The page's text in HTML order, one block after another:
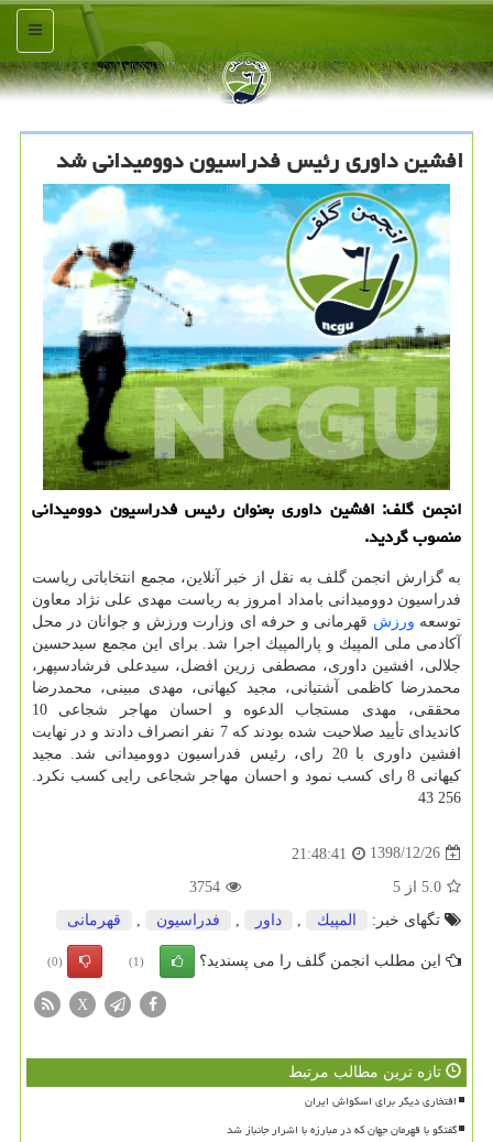
منو
افشین داوری رئیس فدراسیون دوومیدانی شد
انجمن گلف: افشین داوری بعنوان رئیس فدراسیون دوومیدانی
منصوب گردید.
به گزارش انجمن گلف به نقل از خبر آنلاین، مجمع انتخاباتی ریاست
فدراسیون دوومیدانی بامداد امروز به ریاست مهدی علی نژاد معاون
توسعه ورزش قهرمانی و حرفه ای وزارت ورزش و جوانان در محل
آكادمی ملی المپیك و پارالمپیك اجرا شد. برای این مجمع سیدحسین
جلالی، افشین داوری، مصطفی زرین افضل، سیدعلی فرشادسپهر،
محمدرضا كاظمی آشتیانی، مجید كیهانی، مهدی مبینی، محمدرضا
محققی، مهدی مستجاب الدعوه و احسان مهاجر شجاعی 10
كاندیدای تأیید صلاحیت شده بودند كه 7 نفر انصراف دادند و در نهایت
افشین داوری با 20 رای، رئیس فدراسیون دوومیدانی شد. مجید
كیهانی 8 رای كسب نمود و احسان مهاجر شجاعی رایی كسب نكرد.
256 43
1398/12/26
21:48:41
5.0 از 5
3754
تگهای خبر:
المپیك داور فدراسیون قهرمانی
این مطلب انجمن گلف را می پسندید؟ (1)
(0)
X
تازه ترین مطالب مرتبط
افتخاری دیگر برای اسکواش ایران
گفتگو با قهرمان جهان که در مبارزه با اشرار جانباز شد